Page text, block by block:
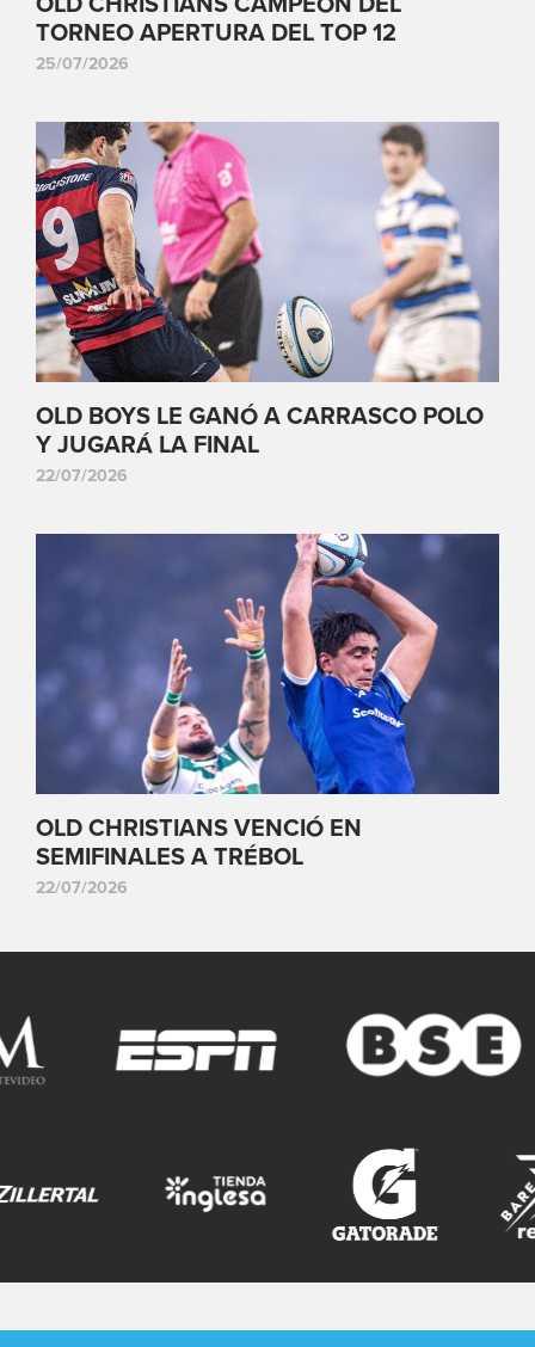
TORNEO APERTURA DEL TOP 12
25/07/2026
OLD BOYS LE GANÓ A CARRASCO POLO
Y JUGARÁ LA FINAL
22/07/2026
OLD CHRISTIANS VENCIÓ EN
SEMIFINALES A TRÉBOL
22/07/2026